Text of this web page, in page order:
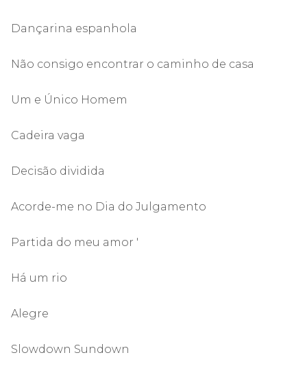
Dançarina espanhola
Não consigo encontrar o caminho de casa
Um e Único Homem
Cadeira vaga
Decisão dividida
Acorde-me no Dia do Julgamento
Partida do meu amor '
Há um rio
Alegre
Slowdown Sundown